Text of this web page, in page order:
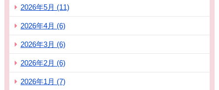
2026年5月 (11)
2026年4月 (6)
2026年3月 (6)
2026年2月 (6)
2026年1月 (7)